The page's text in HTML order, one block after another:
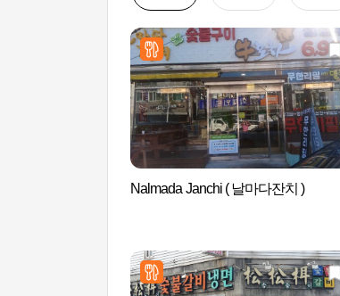
Nalmada Janchi ( 날마다잔치 )